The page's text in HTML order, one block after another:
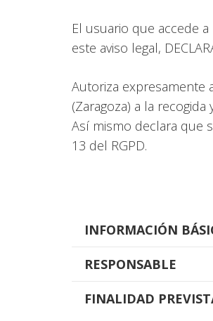
El usuario que accede
este aviso legal,
Autoriza expresamente a
(Zaragoza) a la
Así mismo declara que
13 del RGPD.
INFORMACIÓN
RESPONSABLE
FINALIDAD